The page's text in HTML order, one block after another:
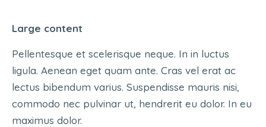
Large content
Pellentesque et scelerisque neque. In in luctus
ligula. Aenean eget quam ante. Cras vel erat ac
lectus bibendum varius. Suspendisse mauris nisi,
commodo nec pulvinar ut, hendrerit eu dolor. In eu
maximus dolor.